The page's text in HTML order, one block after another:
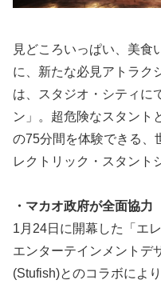
見どころいっぱい、美食
に、新たな必見アトラク
は、スタジオ・シティに
ン」。超危険なスタント
の75分間を体験できる、
レクトリック・スタント
・マカオ政府が全面協力
1月24日に開幕した「エ
エンターテインメントデ
(Stufish)とのコラボによ